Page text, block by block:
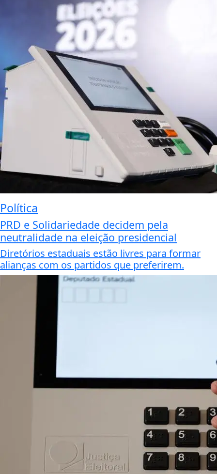
Política
PRD e Solidariedade decidem pela
neutralidade na eleição presidencial
Diretórios estaduais estão livres para formar
alianças com os partidos que preferirem.